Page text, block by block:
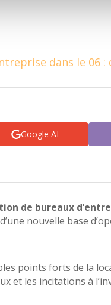
dans le 06
Google AI
de bureaux
nouvelle base
points forts de la
et les incitations à